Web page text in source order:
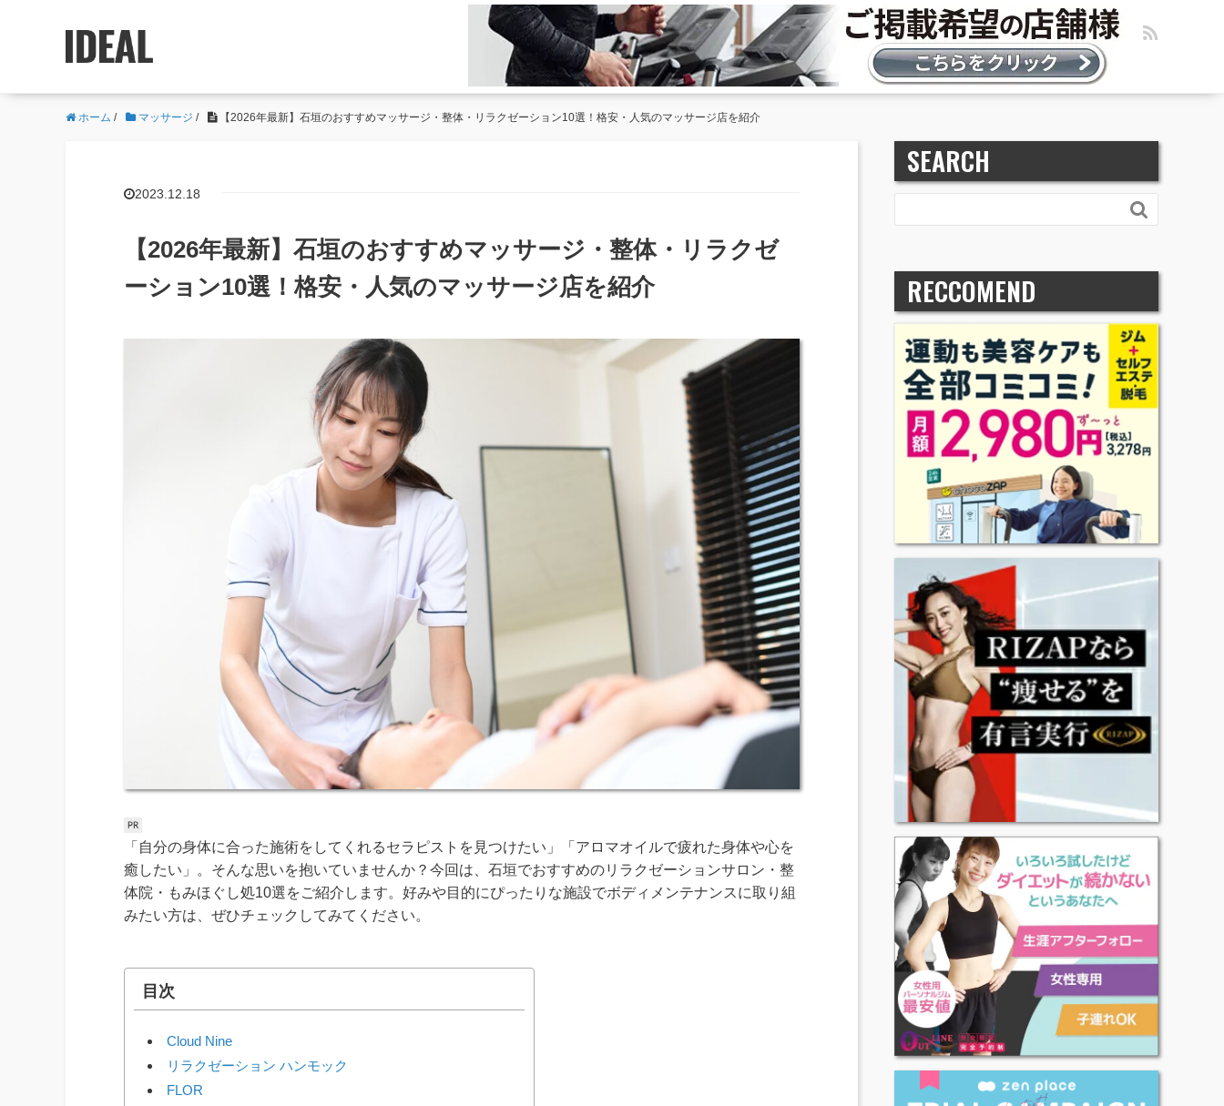
ホーム / マッサージ / 【2026年最新】石垣のおすすめマッサージ・整体・リラクゼーション10選！格安・人気のマッサージ店を紹介
2023.12.18
【2026年最新】石垣のおすすめマッサージ・整体・リラクゼ
ーション10選！格安・人気のマッサージ店を紹介
「自分の身体に合った施術をしてくれるセラピストを見つけたい」「アロマオイルで疲れた身体や心を
癒したい」。そんな思いを抱いていませんか？今回は、石垣でおすすめのリラクゼーションサロン・整
体院・もみほぐし処10選をご紹介します。好みや目的にぴったりな施設でボディメンテナンスに取り組
みたい方は、ぜひチェックしてみてください。
目次
Cloud Nine
リラクゼーション ハンモック
FLOR
SEARCH

RECCOMEND